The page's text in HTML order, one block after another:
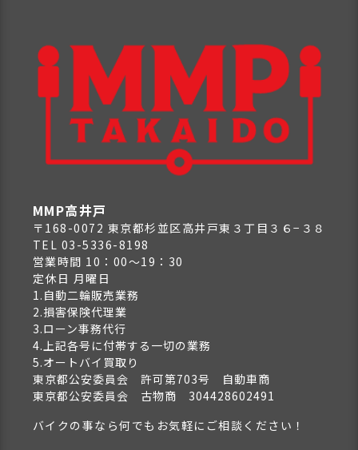
MMP高井戸
〒168-0072 東京都杉並区高井戸東３丁目３６−３８
TEL 03-5336-8198
営業時間 10：00～19：30
定休日 月曜日
1.自動二輪販売業務
2.損害保険代理業
3.ローン事務代行
4.上記各号に付帯する一切の業務
5.オートバイ買取り
東京都公安委員会 許可第703号 自動車商
東京都公安委員会 古物商 304428602491
バイクの事なら何でもお気軽にご相談ください！